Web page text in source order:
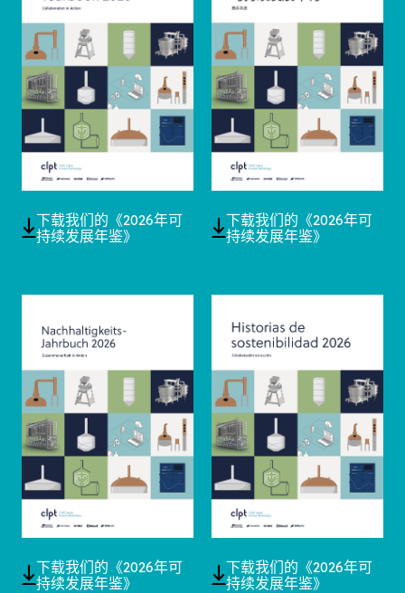
下载我们的《2026年可
持续发展年鉴》
下载我们的《2026年可
持续发展年鉴》
下载我们的《2026年可
持续发展年鉴》
下载我们的《2026年可
持续发展年鉴》